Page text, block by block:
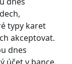
typy karet
akceptovat.
dnes